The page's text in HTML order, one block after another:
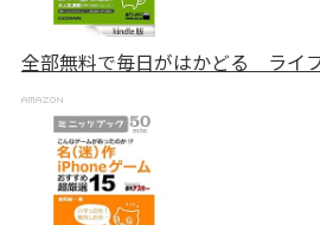
全部無料で毎日がはかどる ライ